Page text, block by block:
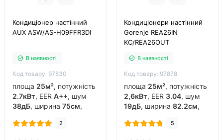
Кондиціонер настінний
AUX ASW/AS-H09FFR3DI
В наявності
Код товару: 97830
площа 25м², потужність
2.7кВт, EER A++, шум
38дБ, ширина 75см,
китай, інвертор
2
Кондиціонери настінний
Gorenje REA26IN
KC/REA26OUT
В наявності
Код товару: 97878
площа 25м², потужність
2,6кВт, EER 3.04, шум
19дБ, ширина 82.2см,
китай, інвертор
5